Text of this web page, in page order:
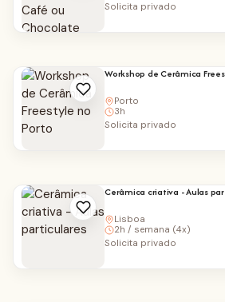
Solicita privado
Workshop de Cerâmica
Porto
3h
Solicita privado
Cerâmica criativa - Aulas
Lisboa
2h / semana (4x)
Solicita privado